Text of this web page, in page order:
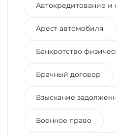
Автокредитование
Арест автомобиля
Банкротство
Брачный договор
Взыскание
Военное право